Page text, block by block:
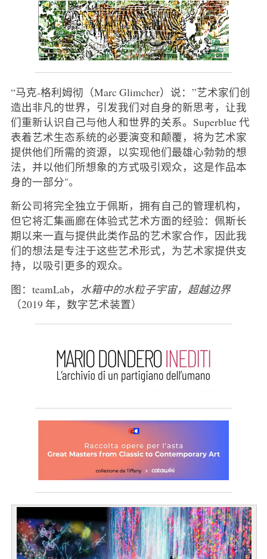
“马克-格利姆彻（Marc Glimcher）说：”艺术家们创
造出非凡的世界，引发我们对自身的新思考，让我
们重新认识自己与他人和世界的关系。Superblue 代
表着艺术生态系统的必要演变和颠覆，将为艺术家
提供他们所需的资源，以实现他们最雄心勃勃的想
法，并以他们所想象的方式吸引观众，这是作品本
身的一部分"。
新公司将完全独立于佩斯，拥有自己的管理机构，
但它将汇集画廊在体验式艺术方面的经验：佩斯长
期以来一直与提供此类作品的艺术家合作，因此我
们的想法是专注于这些艺术形式，为艺术家提供支
持，以吸引更多的观众。
图：teamLab， 水箱中的水粒子宇宙，超越边界
（2019 年，数字艺术装置）